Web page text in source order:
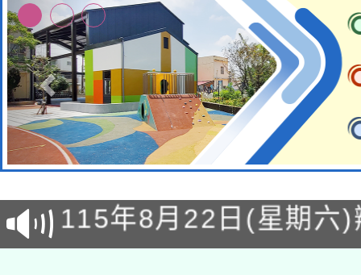
轉知經濟部水利署委託
業技術研究院辦理「
用水績優單位及節水達
115年8月22日(星期六
桃園市孔廟祈福系列
2026年桃園地景藝術